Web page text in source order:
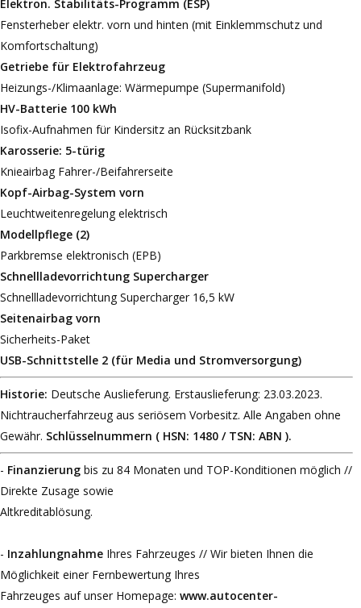
Elektron. Stabilitäts-Programm (ESP)
Fensterheber elektr. vorn und hinten (mit Einklemmschutz und
Komfortschaltung)
Getriebe für Elektrofahrzeug
Heizungs-/Klimaanlage: Wärmepumpe (Supermanifold)
HV-Batterie 100 kWh
Isofix-Aufnahmen für Kindersitz an Rücksitzbank
Karosserie: 5-türig
Knieairbag Fahrer-/Beifahrerseite
Kopf-Airbag-System vorn
Leuchtweitenregelung elektrisch
Modellpflege (2)
Parkbremse elektronisch (EPB)
Schnellladevorrichtung Supercharger
Schnellladevorrichtung Supercharger 16,5 kW
Seitenairbag vorn
Sicherheits-Paket
USB-Schnittstelle 2 (für Media und Stromversorgung)
Historie: Deutsche Auslieferung. Erstauslieferung: 23.03.2023.
Nichtraucherfahrzeug aus seriösem Vorbesitz. Alle Angaben ohne
Gewähr. Schlüsselnummern ( HSN: 1480 / TSN: ABN ).
- Finanzierung bis zu 84 Monaten und TOP-Konditionen möglich //
Direkte Zusage sowie
Altkreditablösung.
- Inzahlungnahme Ihres Fahrzeuges // Wir bieten Ihnen die
Möglichkeit einer Fernbewertung Ihres
Fahrzeuges auf unser Homepage: www.autocenter-